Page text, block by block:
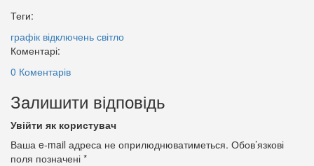
Теги:
графік відключень світло
Коментарі:
0 Коментарів
Залишити відповідь
Увійти як користувач
Ваша e-mail адреса не оприлюднюватиметься. Обов’язкові
поля позначені *